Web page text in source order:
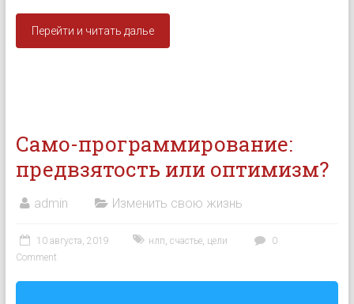
Перейти и читать далье
Само-программирование:
предвзятость или оптимизм?
admin Изменить свою жизнь
10 августа, 2019 нлп, счастье, цели
0
Comment